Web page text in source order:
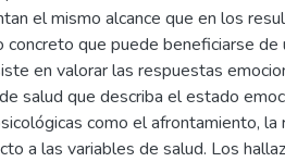
el mismo alcance que en los
concreto que puede beneficiarse
en valorar las respuestas
salud que describa el estado
como el afrontamiento,
a las variables de salud. Los